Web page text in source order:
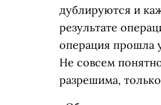
дублируются и
результате
операция прошла
Не совсем
разрешима,